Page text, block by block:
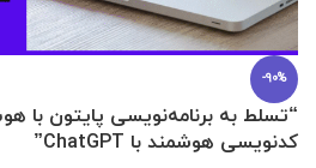
-90%
“تسلط به برنامه‌نویسی پایتون
کدنویسی هوشمند با ChatGPT”